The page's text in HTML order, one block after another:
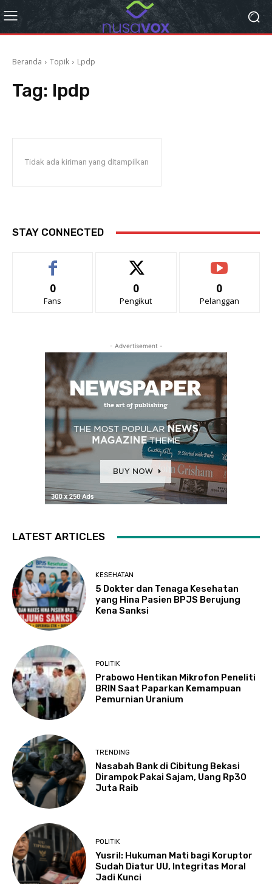
Beranda Topik Lpdp
Tag: lpdp
Tidak ada kiriman yang ditampilkan
STAY CONNECTED
0
Fans
0
Pengikut
0
Pelanggan
- Advertisement -
LATEST ARTICLES
KESEHATAN
5 Dokter dan Tenaga Kesehatan
yang Hina Pasien BPJS Berujung
Kena Sanksi
POLITIK
Prabowo Hentikan Mikrofon Peneliti
BRIN Saat Paparkan Kemampuan
Pemurnian Uranium
TRENDING
Nasabah Bank di Cibitung Bekasi
Dirampok Pakai Sajam, Uang Rp30
Juta Raib
POLITIK
Yusril: Hukuman Mati bagi Koruptor
Sudah Diatur UU, Integritas Moral
Jadi Kunci